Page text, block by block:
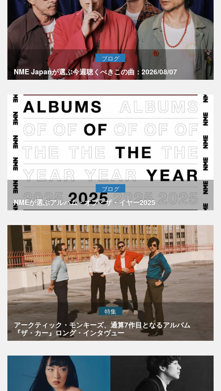
ブログ
NME Japanが選ぶ今週聴くべきこの曲：2026/08/07
ブログ
NMEが選ぶアルバム・オブ・ザ・イヤー2025
特集
アークティック・モンキーズ、通算7作目となるアルバム
『ザ・カー』ロング・インタヴュー